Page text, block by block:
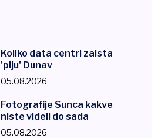
Koliko data centri zaista
'piju' Dunav
05.08.2026
Fotografije Sunca kakve
niste videli do sada
05.08.2026